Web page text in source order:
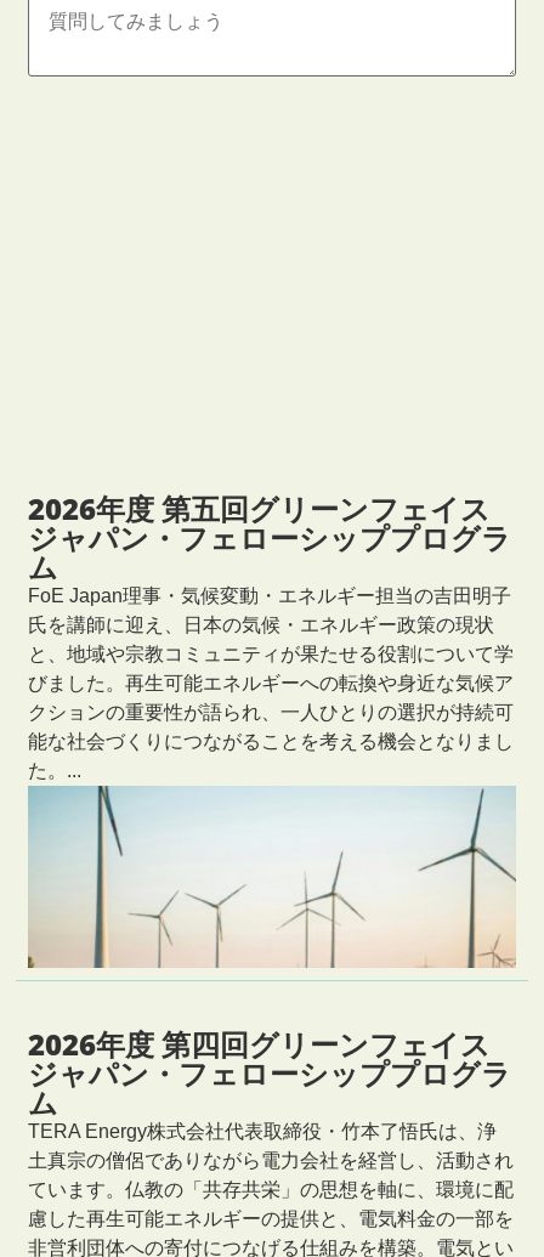
2026年度 第五回グリーンフェイス
ジャパン・フェローシッププログラ
ム
FoE Japan理事・気候変動・エネルギー担当の吉田明子
氏を講師に迎え、日本の気候・エネルギー政策の現状
と、地域や宗教コミュニティが果たせる役割について学
びました。再生可能エネルギーへの転換や身近な気候ア
クションの重要性が語られ、一人ひとりの選択が持続可
能な社会づくりにつながることを考える機会となりまし
た。...
2026年度 第四回グリーンフェイス
ジャパン・フェローシッププログラ
ム
TERA Energy株式会社代表取締役・竹本了悟氏は、浄
土真宗の僧侶でありながら電力会社を経営し、活動され
ています。仏教の「共存共栄」の思想を軸に、環境に配
慮した再生可能エネルギーの提供と、電気料金の一部を
非営利団体への寄付につなげる仕組みを構築。電気とい